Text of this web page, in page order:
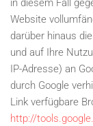
in diesem Fall
Website
darüber hinaus
und auf Ihre
IP-Adresse) an
durch Google
Link verfügbare
http://